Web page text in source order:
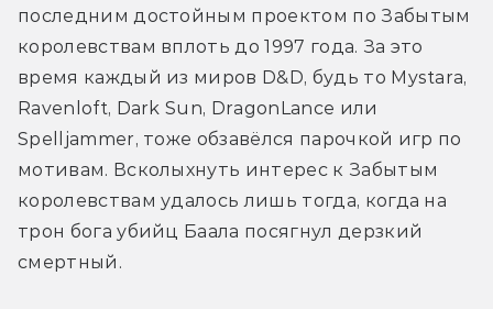
последним достойным проектом по Забытым
королевствам вплоть до 1997 года. За это
время каждый из миров D&D, будь то Mystara,
Ravenloft, Dark Sun, DragonLance или
Spelljammer, тоже обзавёлся парочкой игр по
мотивам. Всколыхнуть интерес к Забытым
королевствам удалось лишь тогда, когда на
трон бога убийц Баала посягнул дерзкий
смертный.